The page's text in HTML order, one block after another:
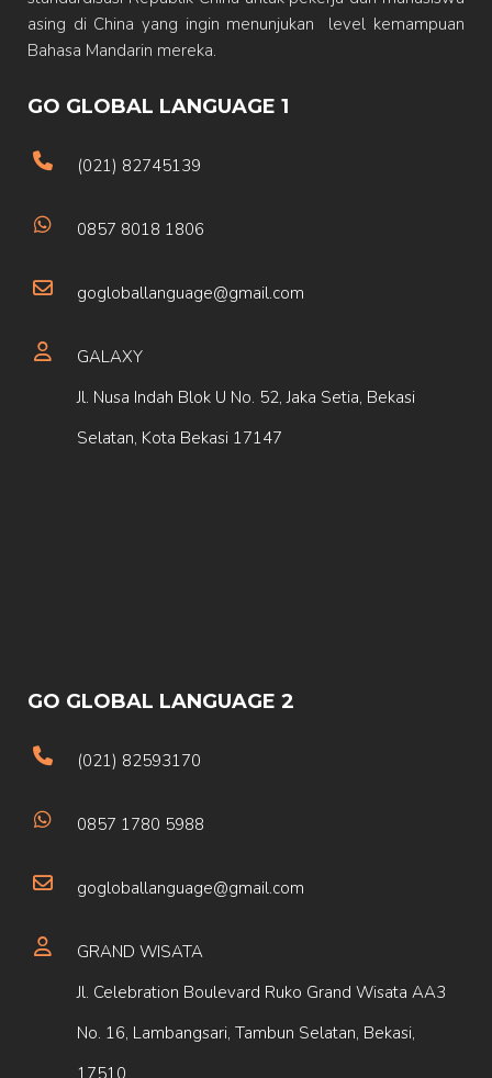
asing di China yang ingin menunjukan level kemampuan
Bahasa Mandarin mereka.
GO GLOBAL LANGUAGE 1
(021) 82745139
0857 8018 1806
gogloballanguage@gmail.com
GALAXY
Jl. Nusa Indah Blok U No. 52, Jaka Setia, Bekasi
Selatan, Kota Bekasi 17147
GO GLOBAL LANGUAGE 2
(021) 82593170
0857 1780 5988
gogloballanguage@gmail.com
GRAND WISATA
Jl. Celebration Boulevard Ruko Grand Wisata AA3
No. 16, Lambangsari, Tambun Selatan, Bekasi,
17510